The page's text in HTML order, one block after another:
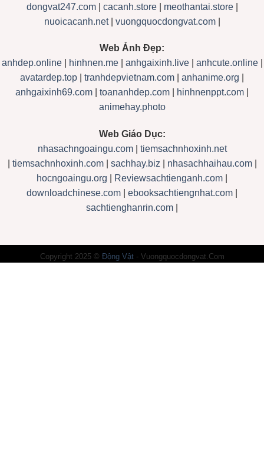
dongvat247.com| cacanh.store| meothantai.store
nuoicacanh.net
vuongquocdongvat.com
Web Ảnh Đẹp:
anhdep.online| hinhnen.me| anhgaixinh.live| anhcute.online|
avatardep.top
tranhdepvietnam.com anhanime.org
anhgaixinh69.com
toananhdep.com hinhnenppt.com
animehay.photo
Web Giáo Dục:
nhasachngoaingu.com| tiemsachnhoxinh.net
tiemsachnhoxinh.com| sachhay.biz nhasachhaihau.com|
hocngoaingu.org
Reviewsachtienganh.com
downloadchinese.com
ebooksachtiengnhat.com
sachtienghanrin.com
Copyright 2025 © Động Vật - Vuongquocdongvat.Com